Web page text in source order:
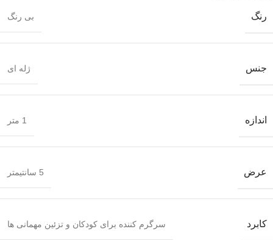
رنگ بی رنگ
جنس ژله ای
اندازه 1 متر
عرض 5 سانتیمتر
کابرد سرگرم کننده برای کودکان و تزئین مهمانی ها